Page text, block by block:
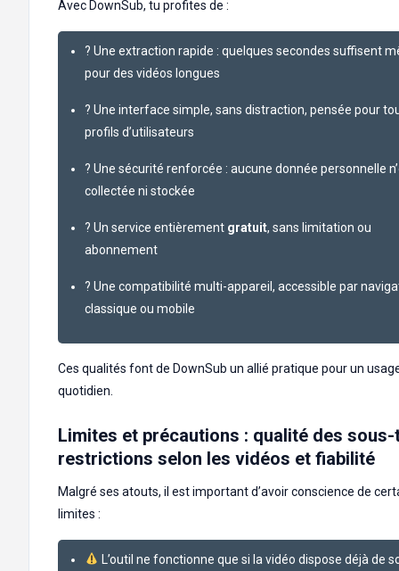
Avec DownSub, tu profites de :
? Une extraction rapide : quelques secondes suffisent
pour des vidéos longues
? Une interface simple, sans distraction, pensée pour
profils d’utilisateurs
? Une sécurité renforcée : aucune donnée personnelle
collectée ni stockée
? Un service entièrement gratuit, sans limitation ou
abonnement
? Une compatibilité multi-appareil, accessible par
classique ou mobile
Ces qualités font de DownSub un allié pratique pour un
quotidien.
Limites et précautions : qualité des
restrictions selon les vidéos et fiabilité
Malgré ses atouts, il est important d’avoir conscience de
limites :
L’outil ne fonctionne que si la vidéo dispose déjà de